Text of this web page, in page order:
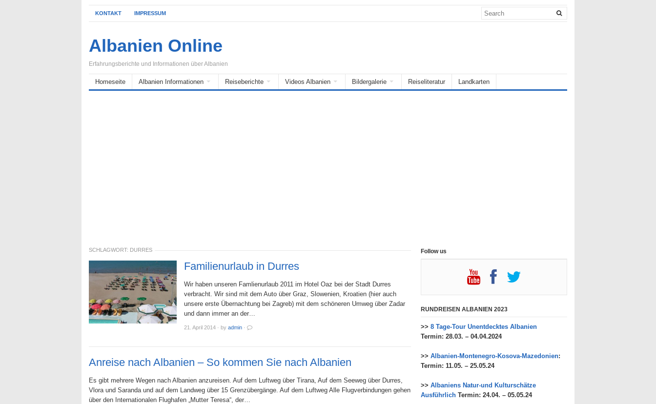
KONTAKT IMPRESSUM
Albanien Online
Erfahrungsberichte und Informationen über Albanien
Homeseite Albanien Informationen Reiseberichte Videos Albanien Bildergalerie Reiseliteratur Landkarten
SCHLAGWORT: DURRES
Familienurlaub in Durres
Wir haben unseren Famlienurlaub 2011 im Hotel Oaz bei der Stadt Durres
verbracht. Wir sind mit dem Auto über Graz, Slowenien, Kroatien (hier auch
unsere erste Übernachtung bei Zagreb) mit dem schöneren Umweg über Zadar
und dann immer an der…
21. April 2014 · by admin ·
Anreise nach Albanien – So kommen Sie nach Albanien
Es gibt mehrere Wegen nach Albanien anzureisen. Auf dem Luftweg über Tirana, Auf dem Seeweg über Durres,
Vlora und Saranda und auf dem Landweg über 15 Grenzübergänge. Auf dem Luftweg Alle Flugverbindungen gehen
über den Internationalen Flughafen „Mutter Teresa“, der…
Follow us
RUNDREISEN ALBANIEN 2023
>> 8 Tage-Tour Unentdecktes Albanien
Termin: 28.03. – 04.04.2024
>> Albanien-Montenegro-Kosova-Mazedonien:
Termin: 11.05. – 25.05.24
>> Albaniens Natur-und Kulturschätze
Ausführlich Termin: 24.04. – 05.05.24